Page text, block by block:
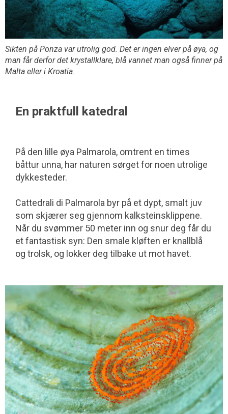
Sikten på Ponza var utrolig god. Det er ingen elver på øya, og
man får derfor det krystallklare, blå vannet man også finner på
Malta eller i Kroatia.
En praktfull katedral
På den lille øya Palmarola, omtrent en times
båttur unna, har naturen sørget for noen utrolige
dykkesteder.
Cattedrali di Palmarola byr på et dypt, smalt juv
som skjærer seg gjennom kalksteinsklippene.
Når du svømmer 50 meter inn og snur deg får du
et fantastisk syn: Den smale kløften er knallblå
og trolsk, og lokker deg tilbake ut mot havet.